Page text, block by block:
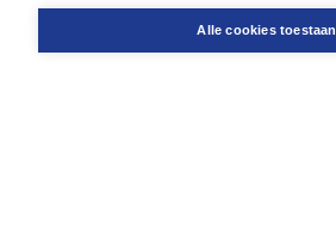
Alle cookies toestaan